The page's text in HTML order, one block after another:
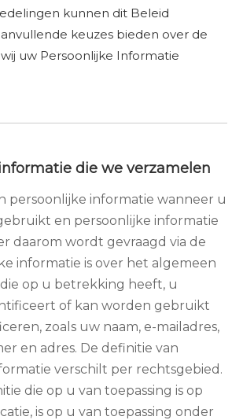
kunnen dit Beleid
keuzes bieden over de
uw Persoonlijke Informatie
die we verzamelen
persoonlijke informatie wanneer u
en persoonlijke informatie
daarom wordt gevraagd via de
informatie is over het algemeen
op u betrekking heeft, u
of kan worden gebruikt
zoals uw naam, e-mailadres,
en adres. De definitie van
verschilt per rechtsgebied.
die op u van toepassing is op
is op u van toepassing onder